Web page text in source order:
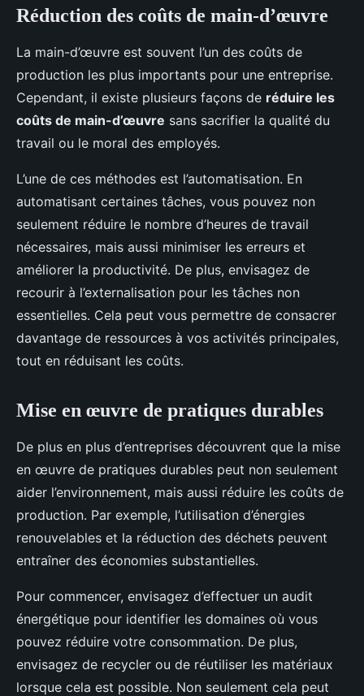
Réduction des coûts de main-d’œuvre
La main-d’œuvre est souvent l’un des coûts de
production les plus importants pour une entreprise.
Cependant, il existe plusieurs façons de réduire les
coûts de main-d’œuvre sans sacrifier la qualité du
travail ou le moral des employés.
L’une de ces méthodes est l’automatisation. En
automatisant certaines tâches, vous pouvez non
seulement réduire le nombre d’heures de travail
nécessaires, mais aussi minimiser les erreurs et
améliorer la productivité. De plus, envisagez de
recourir à l’externalisation pour les tâches non
essentielles. Cela peut vous permettre de consacrer
davantage de ressources à vos activités principales,
tout en réduisant les coûts.
Mise en œuvre de pratiques durables
De plus en plus d’entreprises découvrent que la mise
en œuvre de pratiques durables peut non seulement
aider l’environnement, mais aussi réduire les coûts de
production. Par exemple, l’utilisation d’énergies
renouvelables et la réduction des déchets peuvent
entraîner des économies substantielles.
Pour commencer, envisagez d’effectuer un audit
énergétique pour identifier les domaines où vous
pouvez réduire votre consommation. De plus,
envisagez de recycler ou de réutiliser les matériaux
lorsque cela est possible. Non seulement cela peut